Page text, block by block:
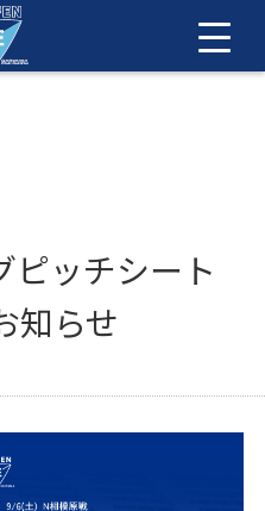
ピッチシート
知らせ